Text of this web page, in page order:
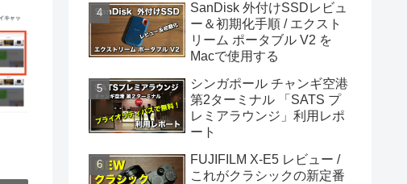
SanDisk 外付けSSDレビュ
ー＆初期化手順 / エクスト
リーム ポータブル V2 を
Macで使用する
シンガポール チャンギ空港
第2ターミナル 「SATS プ
レミアラウンジ」利用レポ
ート
FUJIFILM X-E5 レビュー /
これがクラシックの新定番